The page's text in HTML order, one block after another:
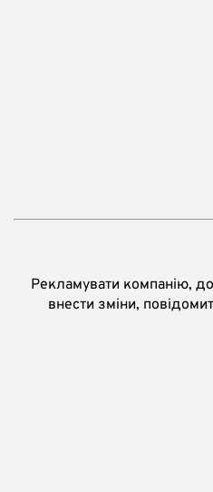
Рекламувати компанію,
внести зміни,